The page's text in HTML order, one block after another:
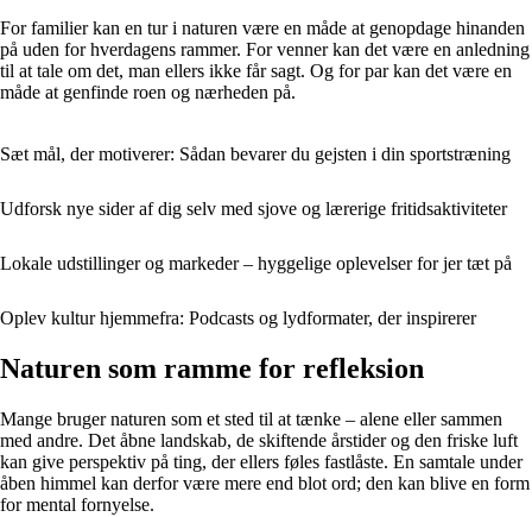
For familier kan en tur i naturen være en måde at genopdage hinanden
på uden for hverdagens rammer. For venner kan det være en anledning
til at tale om det, man ellers ikke får sagt. Og for par kan det være en
måde at genfinde roen og nærheden på.
Sæt mål, der motiverer: Sådan bevarer du gejsten i din sportstræning
Udforsk nye sider af dig selv med sjove og lærerige fritidsaktiviteter
Lokale udstillinger og markeder – hyggelige oplevelser for jer tæt på
Oplev kultur hjemmefra: Podcasts og lydformater, der inspirerer
Naturen som ramme for refleksion
Mange bruger naturen som et sted til at tænke – alene eller sammen
med andre. Det åbne landskab, de skiftende årstider og den friske luft
kan give perspektiv på ting, der ellers føles fastlåste. En samtale under
åben himmel kan derfor være mere end blot ord; den kan blive en form
for mental fornyelse.